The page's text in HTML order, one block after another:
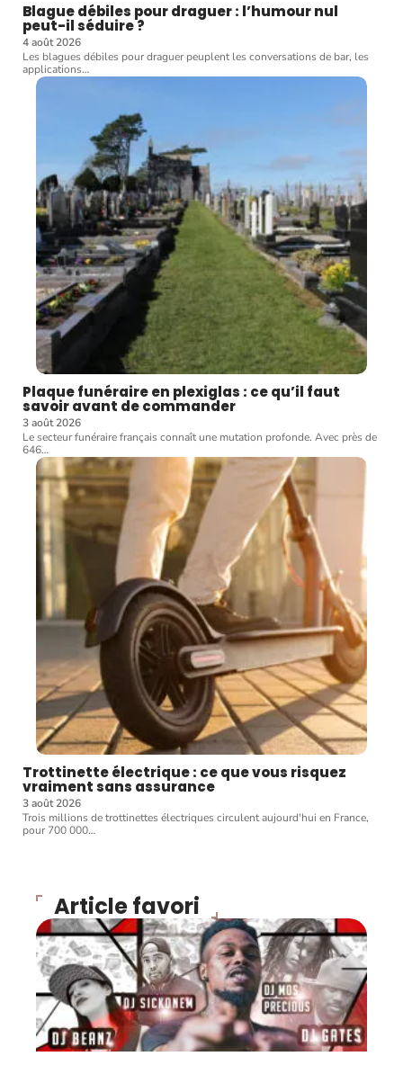
Blague débiles pour draguer : l’humour nul
peut-il séduire ?
4 août 2026
Les blagues débiles pour draguer peuplent les conversations de bar, les
applications…
Plaque funéraire en plexiglas : ce qu’il faut
savoir avant de commander
3 août 2026
Le secteur funéraire français connaît une mutation profonde. Avec près de
646…
Trottinette électrique : ce que vous risquez
vraiment sans assurance
3 août 2026
Trois millions de trottinettes électriques circulent aujourd'hui en France,
pour 700 000…
Article favori